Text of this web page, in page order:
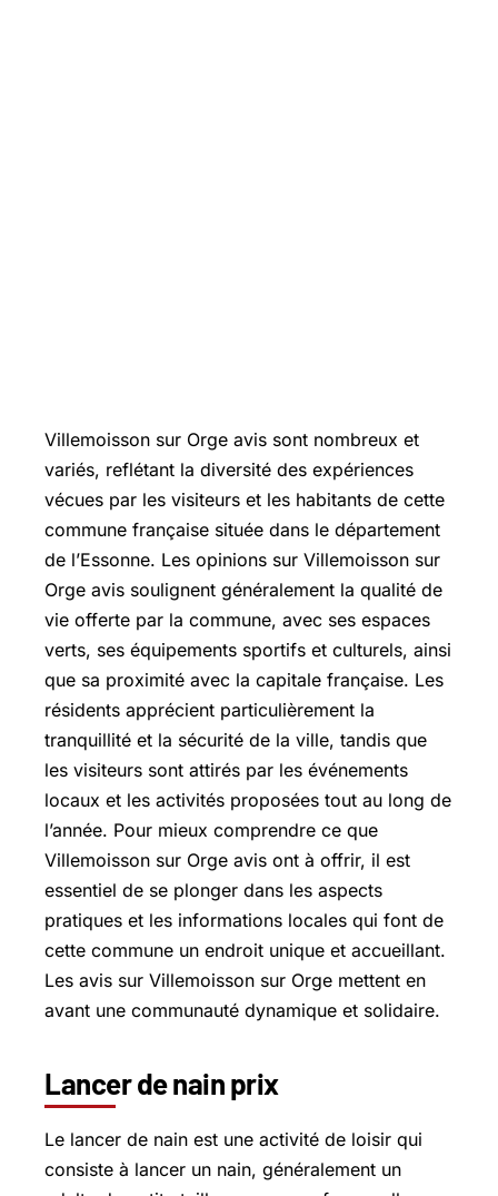
Villemoisson sur Orge avis sont nombreux et
variés, reflétant la diversité des expériences
vécues par les visiteurs et les habitants de cette
commune française située dans le département
de l’Essonne. Les opinions sur Villemoisson sur
Orge avis soulignent généralement la qualité de
vie offerte par la commune, avec ses espaces
verts, ses équipements sportifs et culturels, ainsi
que sa proximité avec la capitale française. Les
résidents apprécient particulièrement la
tranquillité et la sécurité de la ville, tandis que
les visiteurs sont attirés par les événements
locaux et les activités proposées tout au long de
l’année. Pour mieux comprendre ce que
Villemoisson sur Orge avis ont à offrir, il est
essentiel de se plonger dans les aspects
pratiques et les informations locales qui font de
cette commune un endroit unique et accueillant.
Les avis sur Villemoisson sur Orge mettent en
avant une communauté dynamique et solidaire.
Lancer de nain prix
Le lancer de nain est une activité de loisir qui
consiste à lancer un nain, généralement un